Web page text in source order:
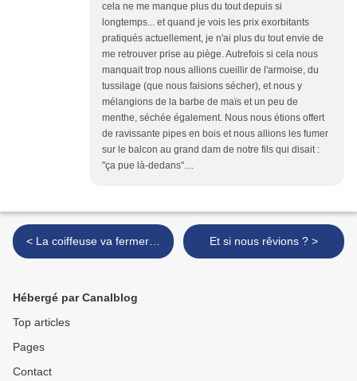
cela ne me manque plus du tout depuis si
longtemps... et quand je vois les prix exorbitants
pratiqués actuellement, je n'ai plus du tout envie de
me retrouver prise au piège. Autrefois si cela nous
manquait trop nous allions cueillir de l'armoise, du
tussilage (que nous faisions sécher), et nous y
mélangions de la barbe de maïs et un peu de
menthe, séchée également. Nous nous étions offert
de ravissante pipes en bois et nous allions les fumer
sur le balcon au grand dam de notre fils qui disait :
"ça pue là-dedans"....
< La coiffeuse va fermer… Et si nous rêvions ? >
Hébergé par Canalblog
Top articles
Pages
Contact